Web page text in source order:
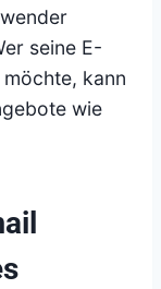
seine E-
kann
wie